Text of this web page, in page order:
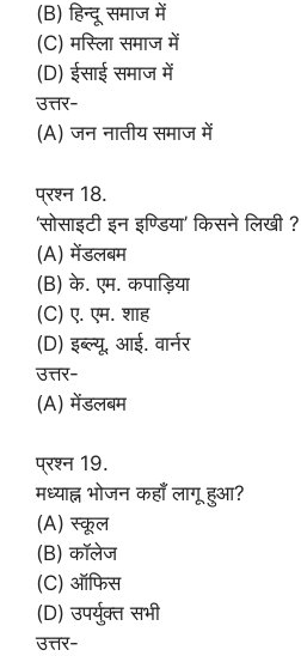
(B) हिन्दू समाज में
(C) मस्लिा समाज में
(D) ईसाई समाज में
उत्तर-
(A) जन नातीय समाज में
प्रश्न 18.
‘सोसाइटी इन इण्डिया’ किसने लिखी ?
(A) मेंडलबम
(B) के. एम. कपाड़िया
(C) ए. एम. शाह
(D) इब्ल्यू. आई. वार्नर
उत्तर-
(A) मेंडलबम
प्रश्न 19.
मध्याह्न भोजन कहाँ लागू हुआ?
(A) स्कूल
(B) कॉलेज
(C) ऑफिस
(D) उपर्युक्त सभी
उत्तर-